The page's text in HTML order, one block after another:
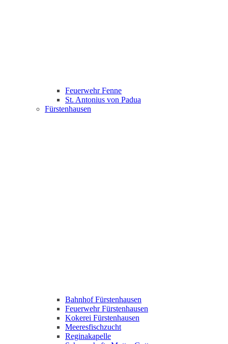
Feuerwehr Fenne
St. Antonius von Padua
Fürstenhausen
Bahnhof Fürstenhausen
Feuerwehr Fürstenhausen
Kokerei Fürstenhausen
Meeresfischzucht
Reginakapelle